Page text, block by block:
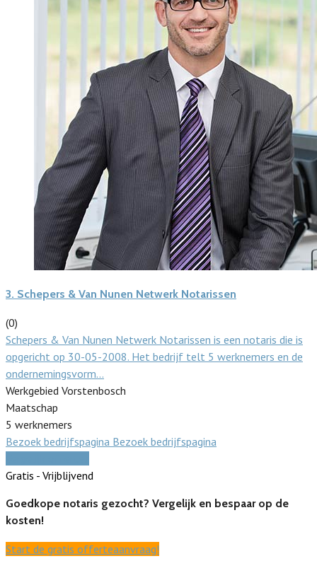
3. Schepers & Van Nunen Netwerk Notarissen
(0)
Schepers & Van Nunen Netwerk Notarissen is een notaris die is
opgericht op 30-05-2008. Het bedrijf telt 5 werknemers en de
ondernemingsvorm…
Werkgebied Vorstenbosch
Maatschap
5 werknemers
Bezoek bedrijfspagina Bezoek bedrijfspagina
Gratis - Vrijblijvend
Goedkope notaris gezocht? Vergelijk en bespaar op de
kosten!
Start de gratis offerteaanvraag!